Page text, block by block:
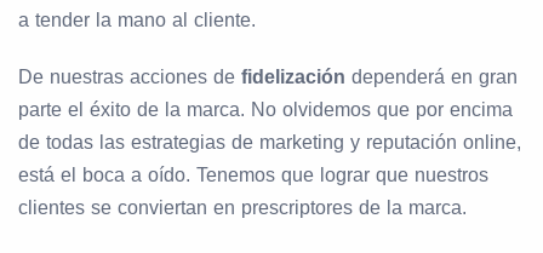
a tender la mano al cliente.
De nuestras acciones de fidelización dependerá en gran
parte el éxito de la marca. No olvidemos que por encima
de todas las estrategias de marketing y reputación online,
está el boca a oído. Tenemos que lograr que nuestros
clientes se conviertan en prescriptores de la marca.